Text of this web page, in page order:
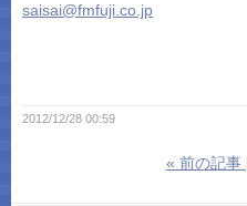
saisai@fmfuji.co.jp
2012/12/28 00:59
« 前の記事